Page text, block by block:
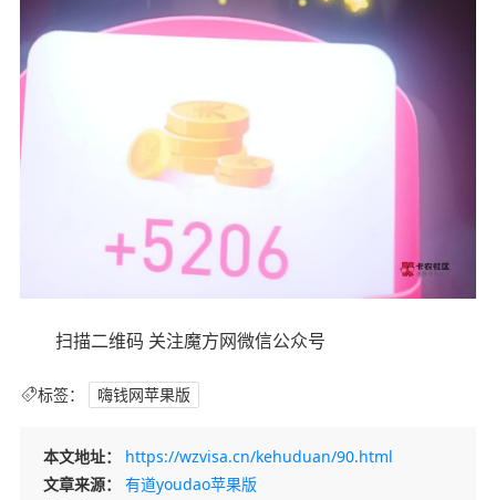
扫描二维码 关注魔方网微信公众号
标签： 嗨钱网苹果版
本文地址：
https://wzvisa.cn/kehuduan/90.html
文章来源：
有道youdao苹果版